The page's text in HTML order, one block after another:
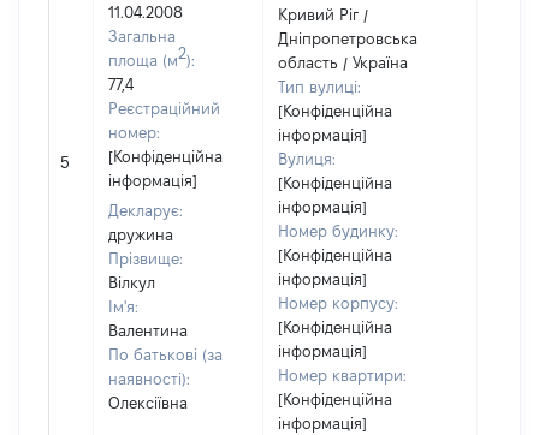
5
11.04.2008
Загальна
площа (м2):
77,4
Реєстраційний
номер:
[Конфіденційна
інформація]
Декларує:
дружина
Прізвище:
Вілкул
Ім'я:
Валентина
По батькові (за
наявності):
Олексіївна
Кривий Ріг /
Дніпропетровська
область / Україна
Тип вулиці:
[Конфіденційна
інформація]
Вулиця:
[Конфіденційна
інформація]
Номер будинку:
[Конфіденційна
інформація]
Номер корпусу:
[Конфіденційна
інформація]
Номер квартири:
[Конфіденційна
інформація]